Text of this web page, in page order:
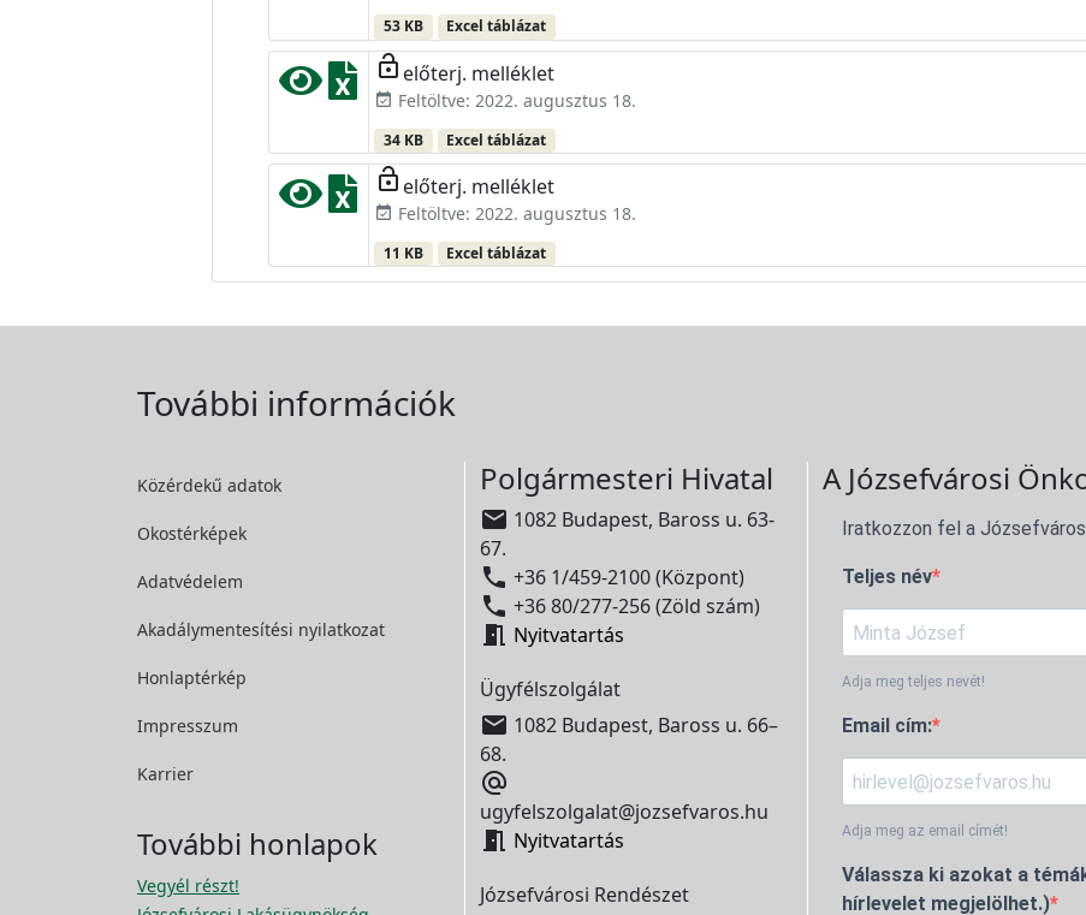
53 KB Excel táblázat
lock_open előterj. melléklet
event_available Feltöltve: 2022. augusztus 18.
34 KB Excel táblázat
lock_open előterj. melléklet
event_available Feltöltve: 2022. augusztus 18.
11 KB Excel táblázat
További információk
Közérdekű adatok
Okostérképek
Adatvédelem
Akadálymentesítési nyilatkozat
Honlaptérkép
Impresszum
Karrier
További honlapok
Vegyél részt!
Polgármesteri Hivatal
 1082 Budapest, Baross u. 63-
67.
 +36 1/459-2100 (Központ)
 +36 80/277-256 (Zöld szám)
 Nyitvatartás
Ügyfélszolgálat
 1082 Budapest, Baross u. 66–
68.

ugyfelszolgalat@jozsefvaros.hu
 Nyitvatartás
Józsefvárosi Rendészet
A Józsefvárosi
Iratkozzon fel a
Teljes név
Adja meg teljes nevét!
Email cím:
Adja meg az email címét!
Válassza ki azokat a
hírlevelet megjelölhet.)